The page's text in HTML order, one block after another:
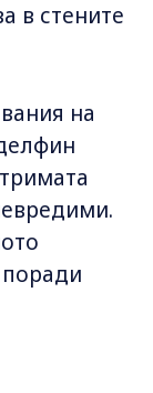
в стените
на